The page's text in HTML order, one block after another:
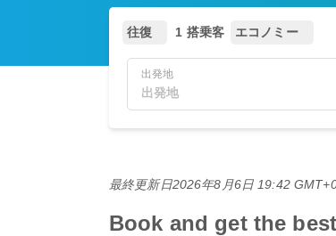
往復 1 搭乗客 エコノミー
出発地
最終更新日2026年8月6日 19:42
Book and get the